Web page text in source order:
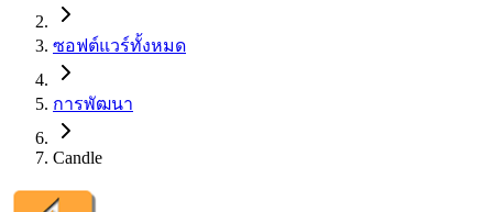
ซอฟต์แวร์ทั้งหมด
การพัฒนา
Candle